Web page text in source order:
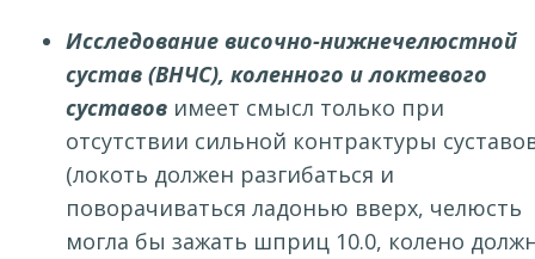
Исследование височно-нижнечелюстной
сустав (ВНЧС), коленного и локтевого
суставов имеет смысл только при
отсутствии сильной контрактуры
(локоть должен разгибаться и
поворачиваться ладонью вверх, челюсть
могла бы зажать шприц 10.0, колено